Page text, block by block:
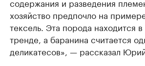
хозяйство предпочло на
тексель. Эта порода находится
тренде, а баранина считается
деликатесов», — рассказал